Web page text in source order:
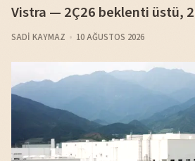
Vistra — 2Ç26 beklenti üstü,
SADI KAYMAZ 10 AĞUSTOS 2026